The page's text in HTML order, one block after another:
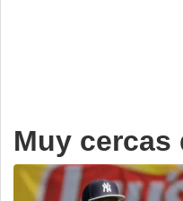
Muy cercas